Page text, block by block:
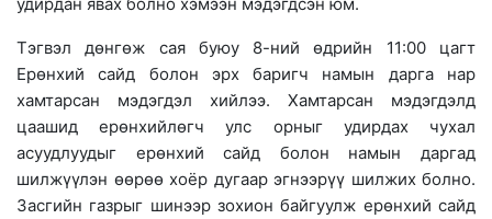
Тэгвэл дөнгөж сая буюу 8-ний өдрийн 11:00 цагт
Ерөнхий сайд болон эрх баригч намын дарга нар
хамтарсан мэдэгдэл хийлээ. Хамтарсан мэдэгдэлд
цаашид ерөнхийлөгч улс орныг удирдах чухал
асуудлуудыг ерөнхий сайд болон намын даргад
шилжүүлэн өөрөө хоёр дугаар эгнээрүү шилжих болно.
Засгийн газрыг шинээр зохион байгуулж ерөнхий сайд